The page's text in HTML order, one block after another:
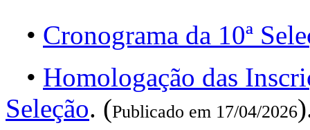
• Cronograma da 10ª
• Homologação das
Seleção. (Publicado em 17/04/2026